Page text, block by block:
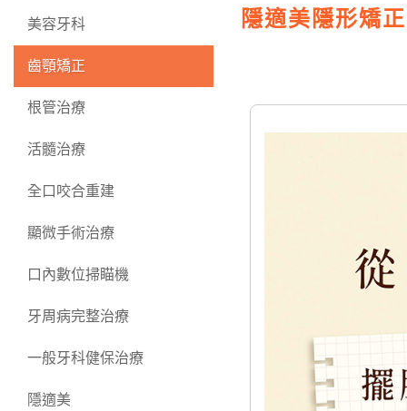
美容牙科
齒顎矯正
根管治療
活髓治療
全口咬合重建
顯微手術治療
口內數位掃瞄機
牙周病完整治療
一般牙科健保治療
隱適美
隱適美隱形矯正